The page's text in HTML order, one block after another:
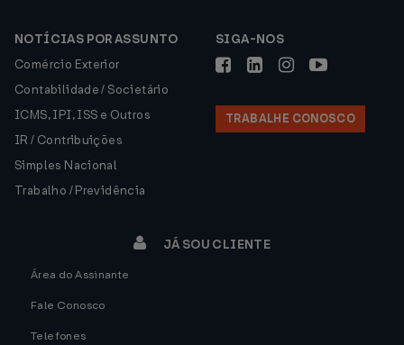
NOTÍCIAS POR ASSUNTO
Comércio Exterior
Contabilidade / Societário
ICMS, IPI, ISS e Outros
IR / Contribuições
Simples Nacional
Trabalho / Previdência
SIGA-NOS
TRABALHE CONOSCO
JÁ SOU CLIENTE
Área do Assinante
Fale Conosco
Telefones